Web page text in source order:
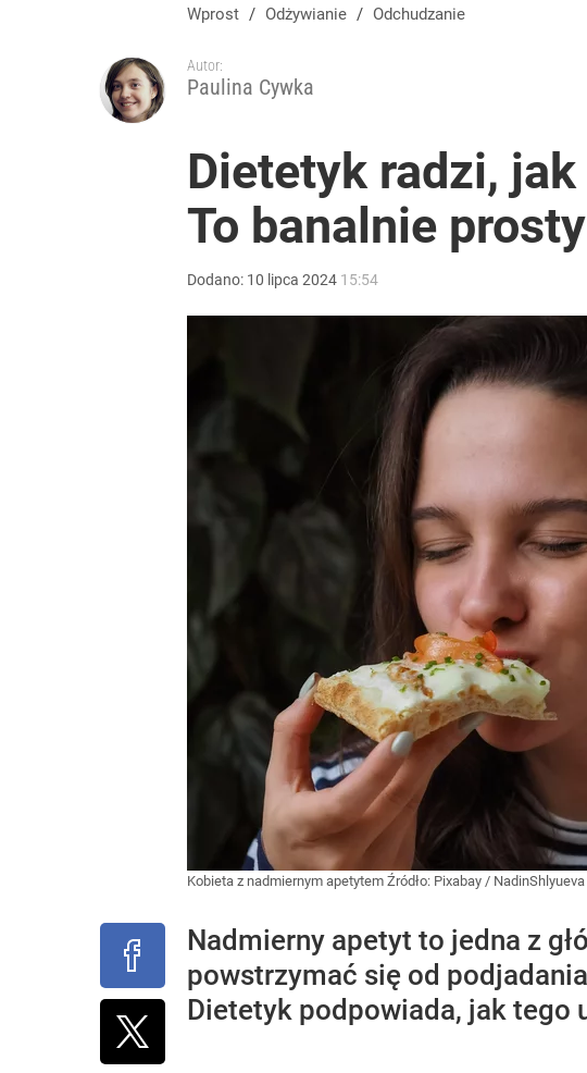
Wprost / Odżywianie / Odchudzanie
Autor:
Paulina Cywka
Dietetyk radzi,
To banalnie
Dodano: 10 lipca 2024 15:54
Kobieta z nadmiernym apetytem Źródło: Pixabay / NadinShlyueva
Nadmierny apetyt to jedna z
powstrzymać się od
Dietetyk podpowiada, jak tego